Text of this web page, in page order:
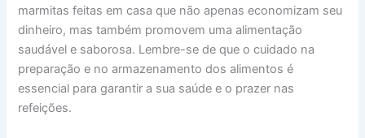
marmitas feitas em casa que não apenas economizam seu
dinheiro, mas também promovem uma alimentação
saudável e saborosa. Lembre-se de que o cuidado na
preparação e no armazenamento dos alimentos é
essencial para garantir a sua saúde e o prazer nas
refeições.